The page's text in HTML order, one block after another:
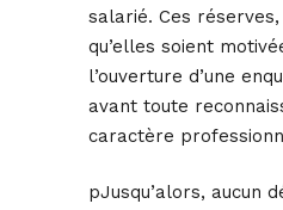
salarié. Ces
qu’elles soient
l’ouverture d’une
avant toute
caractère
pJusqu’alors, aucun